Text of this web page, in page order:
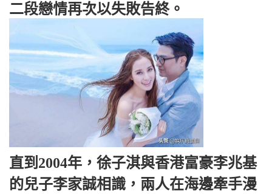
二段戀情再次以失敗告終。
直到2004年，徐子淇與香港富豪李兆基
的兒子李家誠相識，兩人在海邊牽手漫